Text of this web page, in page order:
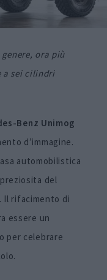
ora più
a sei cilindri
Benz Unimog
d’immagine.
automobilistica
del
rifacimento di
essere un
per celebrare